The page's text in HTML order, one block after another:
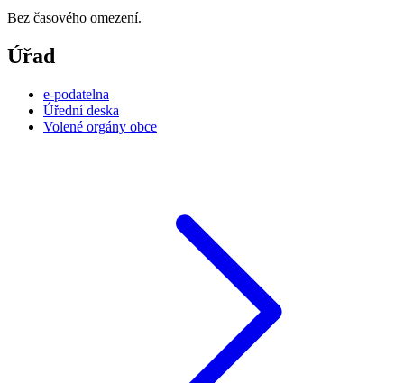
Bez časového omezení.
Úřad
e-podatelna
Úřední deska
Volené orgány obce